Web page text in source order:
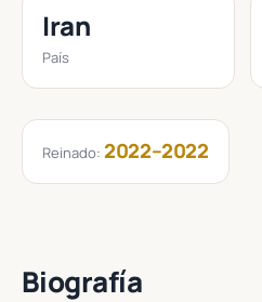
Iran
País
Reinado: 2022–2022
Biografía